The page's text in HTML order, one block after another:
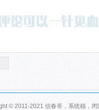
© 2011-2021 信春哥，系统稳，